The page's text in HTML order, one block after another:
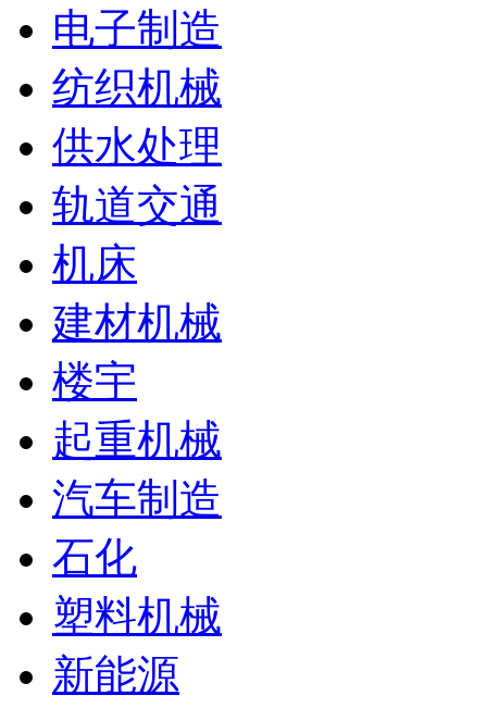
电子制造
纺织机械
供水处理
轨道交通
机床
建材机械
楼宇
起重机械
汽车制造
石化
塑料机械
新能源